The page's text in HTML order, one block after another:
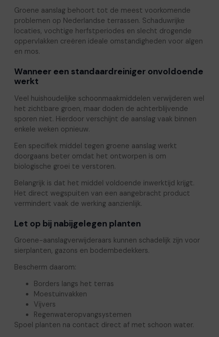
Groene aanslag behoort tot de meest voorkomende
problemen op Nederlandse terrassen. Schaduwrijke
locaties, vochtige herfstperiodes en slecht drogende
oppervlakken creëren ideale omstandigheden voor algen
en mos.
Wanneer een standaardreiniger onvoldoende
werkt
Veel huishoudelijke schoonmaakmiddelen verwijderen wel
het zichtbare groen, maar doden de achterblijvende
sporen niet. Hierdoor verschijnt de aanslag vaak binnen
enkele weken opnieuw.
Een specifiek middel tegen groene aanslag werkt
doorgaans beter omdat het ontworpen is om
biologische groei te verstoren.
Belangrijk is dat het middel voldoende inwerktijd krijgt.
Het direct wegspuiten van een aangebracht product
vermindert vaak de werking aanzienlijk.
Let op bij nabijgelegen planten
Groene-aanslagverwijderaars kunnen schadelijk zijn voor
sierplanten, gazons en bodembedekkers.
Bescherm daarom:
Borders langs het terras
Moestuinvakken
Vijvers
Regenwateropvangsystemen
Spoel planten na contact direct af met schoon water.